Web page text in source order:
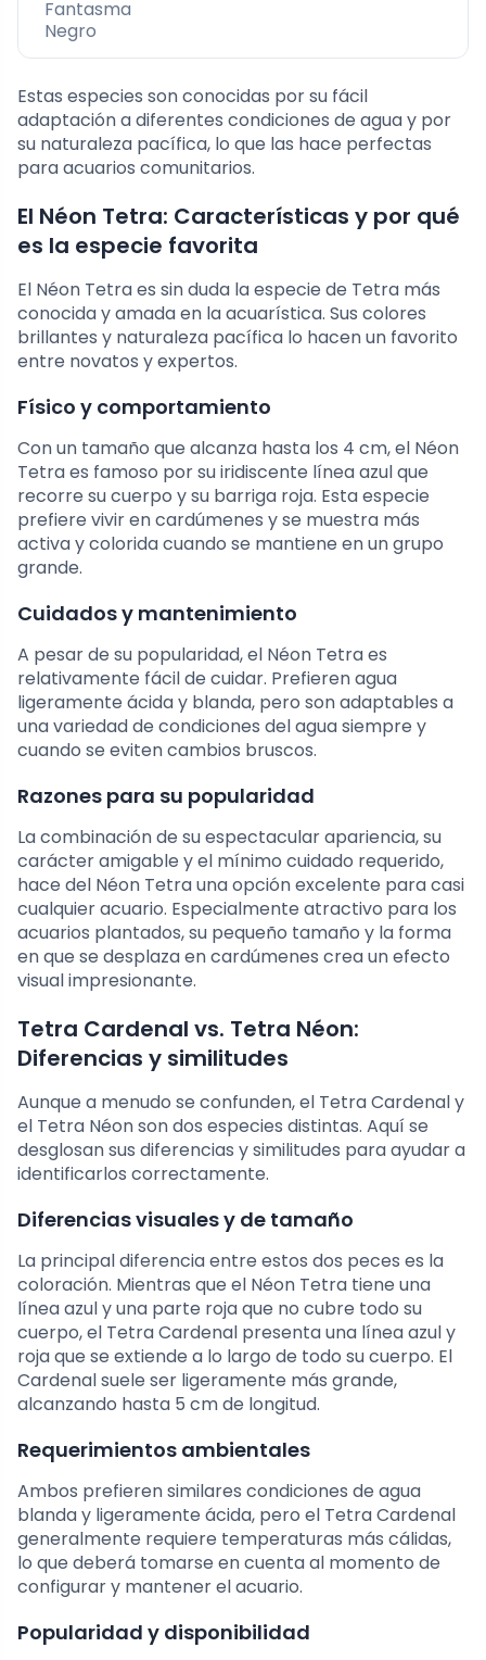
Fantasma
Negro
Estas especies son conocidas por su fácil
adaptación a diferentes condiciones de agua y por
su naturaleza pacífica, lo que las hace perfectas
para acuarios comunitarios.
El Néon Tetra: Características y por qué
es la especie favorita
El Néon Tetra es sin duda la especie de Tetra más
conocida y amada en la acuarística. Sus colores
brillantes y naturaleza pacífica lo hacen un favorito
entre novatos y expertos.
Físico y comportamiento
Con un tamaño que alcanza hasta los 4 cm, el Néon
Tetra es famoso por su iridiscente línea azul que
recorre su cuerpo y su barriga roja. Esta especie
prefiere vivir en cardúmenes y se muestra más
activa y colorida cuando se mantiene en un grupo
grande.
Cuidados y mantenimiento
A pesar de su popularidad, el Néon Tetra es
relativamente fácil de cuidar. Prefieren agua
ligeramente ácida y blanda, pero son adaptables a
una variedad de condiciones del agua siempre y
cuando se eviten cambios bruscos.
Razones para su popularidad
La combinación de su espectacular apariencia, su
carácter amigable y el mínimo cuidado requerido,
hace del Néon Tetra una opción excelente para casi
cualquier acuario. Especialmente atractivo para los
acuarios plantados, su pequeño tamaño y la forma
en que se desplaza en cardúmenes crea un efecto
visual impresionante.
Tetra Cardenal vs. Tetra Néon:
Diferencias y similitudes
Aunque a menudo se confunden, el Tetra Cardenal y
el Tetra Néon son dos especies distintas. Aquí se
desglosan sus diferencias y similitudes para ayudar a
identificarlos correctamente.
Diferencias visuales y de tamaño
La principal diferencia entre estos dos peces es la
coloración. Mientras que el Néon Tetra tiene una
línea azul y una parte roja que no cubre todo su
cuerpo, el Tetra Cardenal presenta una línea azul y
roja que se extiende a lo largo de todo su cuerpo. El
Cardenal suele ser ligeramente más grande,
alcanzando hasta 5 cm de longitud.
Requerimientos ambientales
Ambos prefieren similares condiciones de agua
blanda y ligeramente ácida, pero el Tetra Cardenal
generalmente requiere temperaturas más cálidas,
lo que deberá tomarse en cuenta al momento de
configurar y mantener el acuario.
Popularidad y disponibilidad